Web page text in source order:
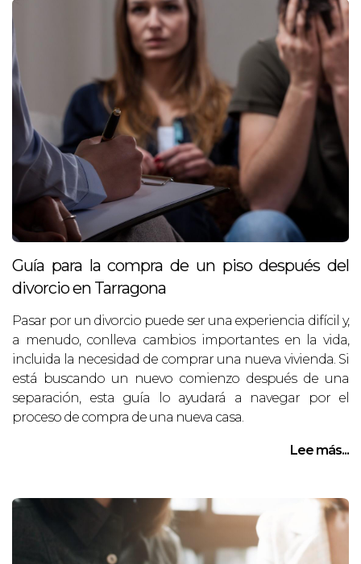
Guía para la compra de un piso después del
divorcio en Tarragona
Pasar por un divorcio puede ser una experiencia difícil y,
a menudo, conlleva cambios importantes en la vida,
incluida la necesidad de comprar una nueva vivienda. Si
está buscando un nuevo comienzo después de una
separación, esta guía lo ayudará a navegar por el
proceso de compra de una nueva casa.
Lee más...